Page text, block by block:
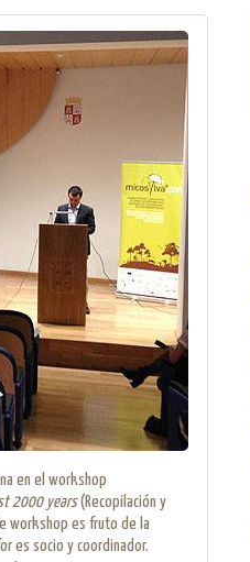
en el workshop
2000 years(Recopilación y
workshop es fruto de la
es socio y coordinador.